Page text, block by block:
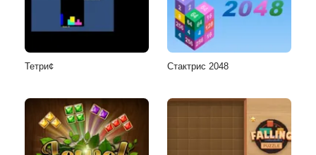
Тетри¢ Стактрис 2048